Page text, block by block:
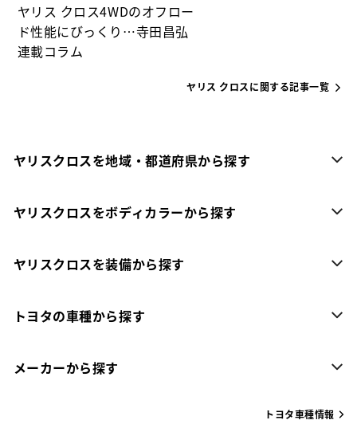
ヤリス クロス4WDのオフロー
ド性能にびっくり…寺田昌弘
連載コラム
ヤリス クロスに関する記事一覧
ヤリスクロスを地域・都道府県から探す
ヤリスクロスをボディカラーから探す
ヤリスクロスを装備から探す
トヨタの車種から探す
メーカーから探す
トヨタ車種情報